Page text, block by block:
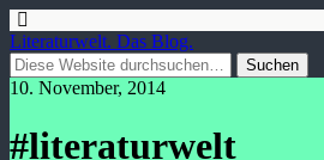
Literaturwelt. Das Blog.
10. November, 2014
#literaturwelt